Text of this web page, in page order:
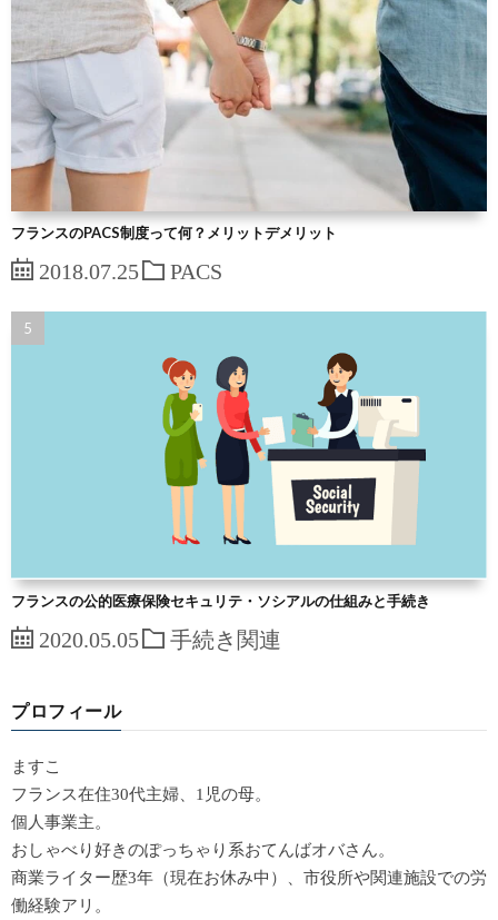
フランスのPACS制度って何？メリットデメリット
2018.07.25 PACS
フランスの公的医療保険セキュリテ・ソシアルの仕組みと手続き
2020.05.05 手続き関連
プロフィール
ますこ
フランス在住30代主婦、1児の母。
個人事業主。
おしゃべり好きのぽっちゃり系おてんばオバさん。
商業ライター歴3年（現在お休み中）、市役所や関連施設での労
働経験アリ。